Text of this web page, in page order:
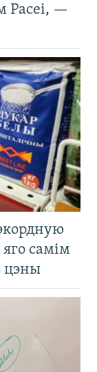
Расеі, —
самім
цэны